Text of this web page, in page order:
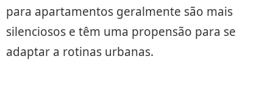
para apartamentos geralmente são mais
silenciosos e têm uma propensão para se
adaptar a rotinas urbanas.